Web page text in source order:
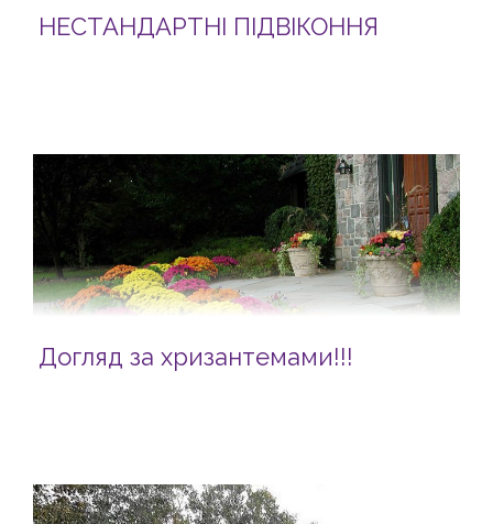
НЕСТАНДАРТНІ ПІДВІКОННЯ
Догляд за хризантемами!!!